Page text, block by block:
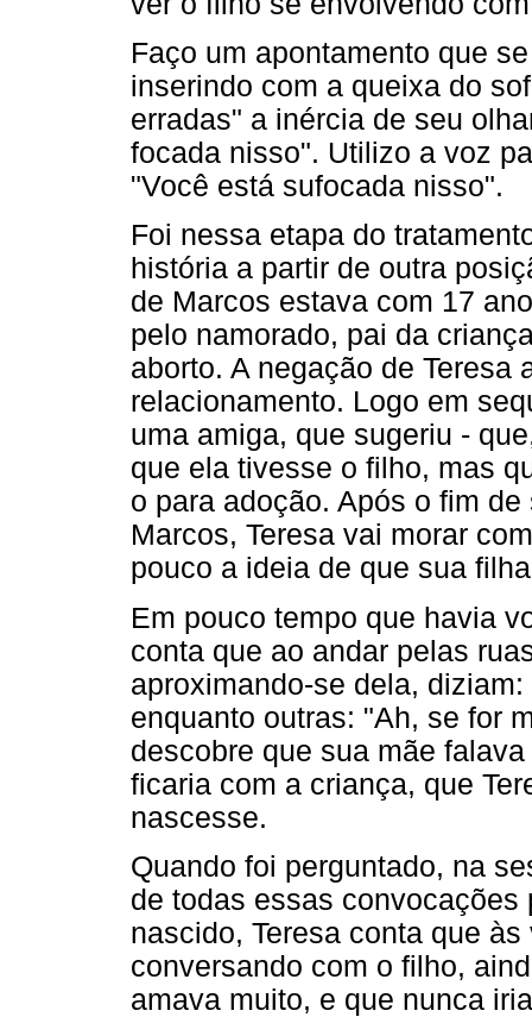
Faço um apontamento que
inserindo com a queixa do
erradas" a inércia de seu
focada nisso". Utilizo a voz
"Você está sufocada nisso".
Foi nessa etapa do
história a partir de outra
de Marcos estava com 17
pelo namorado, pai da
aborto. A negação de Teresa
relacionamento. Logo em
uma amiga, que sugeriu -
que ela tivesse o filho, mas
o para adoção. Após o fim
Marcos, Teresa vai morar
pouco a ideia de que sua
Em pouco tempo que havia
conta que ao andar pelas
aproximando-se dela,
enquanto outras: "Ah, se for
descobre que sua mãe
ficaria com a criança, que
nascesse.
Quando foi perguntado, na
de todas essas
nascido, Teresa conta que
conversando com o filho,
amava muito, e que nunca